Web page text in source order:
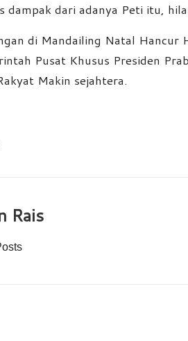
dampak dari adanya Peti itu,
di Mandailing Natal Hancur
Pusat Khusus Presiden
Makin sejahtera.
Rais